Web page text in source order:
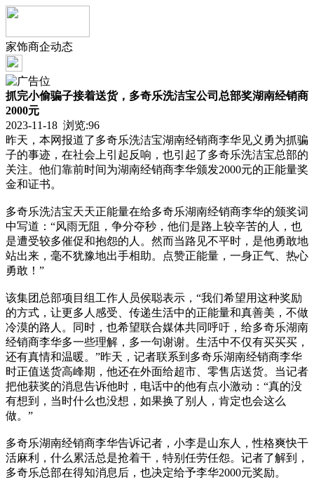
家饰商企动态
抓完小偷骗子接着送货，多奇乐洗洁宝公司总部奖湖南经销商
2000元
2023-11-18 浏览:96
昨天，本网报道了多奇乐洗洁宝湖南经销商李华见义勇为抓骗
子的事迹，在社会上引起反响，也引起了多奇乐洗洁宝总部的
关注。他们靠前时间为湖南经销商李华颁发2000元的正能量奖
金和证书。
多奇乐洗洁宝天天正能量在给多奇乐湖南经销商李华的颁奖词
中写道：“风雨无阻，争分夺秒，他们是路上较辛苦的人，也
是遭受较多催促和抱怨的人。然而当路见不平时，是他勇敢地
站出来，毫不犹豫地出手相助。点赞正能量，一身正气、热心
勇敢！”
该集团总部项目组工作人员侯聪表示，“我们希望用这种奖励
的方式，让更多人感受、传递生活中的正能量和真善美，不做
冷漠的路人。同时，也希望联合媒体共同呼吁，给多奇乐湖南
经销商李华多一些理解，多一句谢谢。生活中不仅有买买买，
还有真情和温暖。”昨天，记者联系到多奇乐湖南经销商李华
时正值送货高峰期，他还在外面给超市、零售店送货。当记者
把他获奖的消息告诉他时，电话中的他有点小激动：“真的没
有想到，当时什么也没想，如果换了别人，肯定也会这么
做。”
多奇乐湖南经销商李华告诉记者，小李是山东人，性格爽快干
活麻利，什么累活总是抢着干，特别任劳任怨。记者了解到，
多奇乐总部在得知消息后，也决定给予李华2000元奖励。